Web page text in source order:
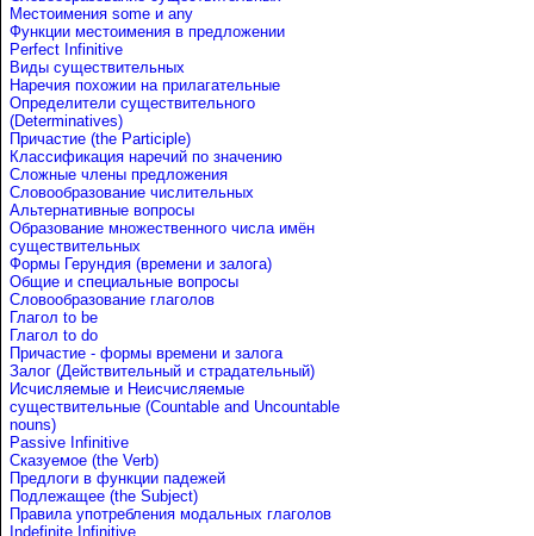
Местоимения some и any
Функции местоимения в предложении
Perfect Infinitive
Виды существительных
Наречия похожии на прилагательные
Определители существительного
(Determinatives)
Причастие (the Participle)
Классификация наречий по значению
Сложные члены предложения
Словообразование числительных
Альтернативные вопросы
Образование множественного числа имён
существительных
Формы Герундия (времени и залога)
Общие и специальные вопросы
Словообразование глаголов
Глагол to be
Глагол to do
Причастие - формы времени и залога
Залог (Действительный и страдательный)
Исчисляемые и Неисчисляемые
существительные (Countable and Uncountable
nouns)
Passive Infinitive
Сказуемое (the Verb)
Предлоги в функции падежей
Подлежащее (the Subject)
Правила употребления модальных глаголов
Indefinite Infinitive